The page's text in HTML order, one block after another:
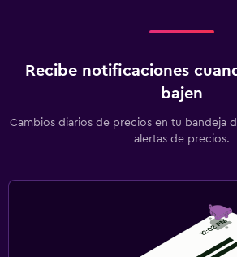
Recibe notificaciones
bajen
Cambios diarios de precios en tu bandeja
alertas de precios.